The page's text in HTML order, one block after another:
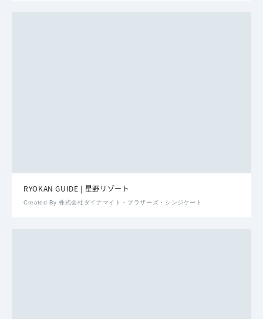
RYOKAN GUIDE | 星野リゾート
Created By 株式会社ダイナマイト・ブラザーズ・シンジケート